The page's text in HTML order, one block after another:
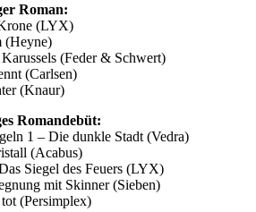
Roman:
(LYX)
(Heyne)
(Feder & Schwert)
(Carlsen)
(Knaur)
Romandebüt:
1 – Die dunkle Stadt (Vedra)
(Acabus)
Siegel des Feuers (LYX)
mit Skinner (Sieben)
(Persimplex)